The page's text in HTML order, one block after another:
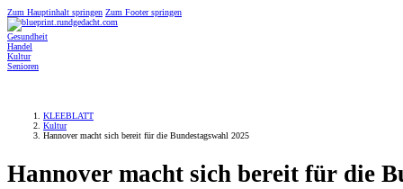
Zum Hauptinhalt springen Zum Footer springen
Gesundheit
Handel
Kultur
Senioren
KLEEBLATT
Kultur
Hannover macht sich bereit für die Bundestagswahl 2025
Hannover macht sich bereit für die